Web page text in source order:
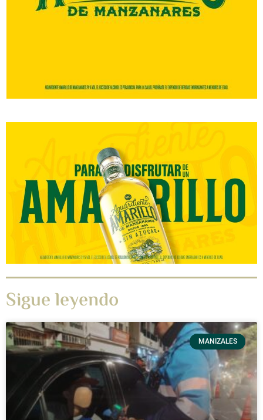
Sigue leyendo
MANIZALES